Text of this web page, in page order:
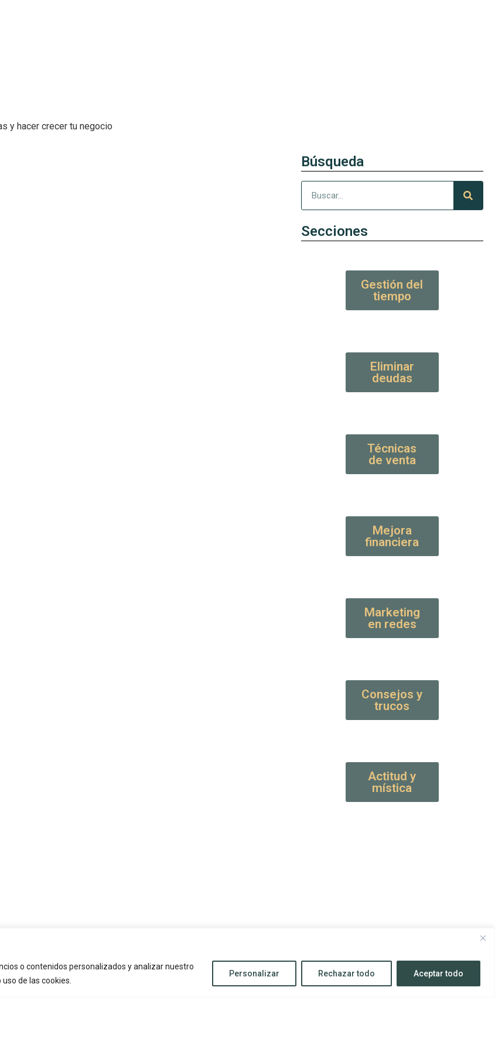
o contenidos personalizados y analizar nuestro
de las cookies.
Personalizar Rechazar todo Aceptar todo
y hacer crecer tu negocio
Búsqueda
Secciones
Gestión del
tiempo
Eliminar
deudas
Técnicas
de venta
Mejora
financiera
Marketing
en redes
Consejos y
trucos
Actitud y
mística